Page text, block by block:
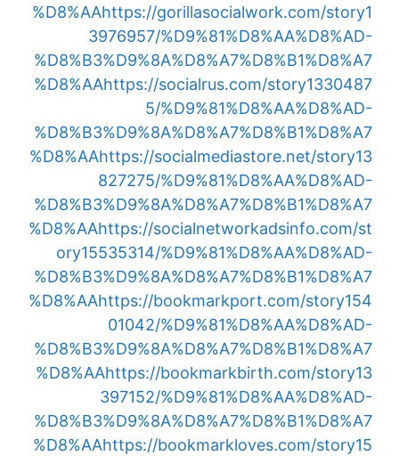
%D8%AAhttps://gorillasocialwork.com/story1
3976957/%D9%81%D8%AA%D8%AD-
%D8%B3%D9%8A%D8%A7%D8%B1%D8%A7
%D8%AAhttps://socialrus.com/story1330487
5/%D9%81%D8%AA%D8%AD-
%D8%B3%D9%8A%D8%A7%D8%B1%D8%A7
%D8%AAhttps://socialmediastore.net/story13
827275/%D9%81%D8%AA%D8%AD-
%D8%B3%D9%8A%D8%A7%D8%B1%D8%A7
%D8%AAhttps://socialnetworkadsinfo.com/st
ory15535314/%D9%81%D8%AA%D8%AD-
%D8%B3%D9%8A%D8%A7%D8%B1%D8%A7
%D8%AAhttps://bookmarkport.com/story154
01042/%D9%81%D8%AA%D8%AD-
%D8%B3%D9%8A%D8%A7%D8%B1%D8%A7
%D8%AAhttps://bookmarkbirth.com/story13
397152/%D9%81%D8%AA%D8%AD-
%D8%B3%D9%8A%D8%A7%D8%B1%D8%A7
%D8%AAhttps://bookmarkloves.com/story15